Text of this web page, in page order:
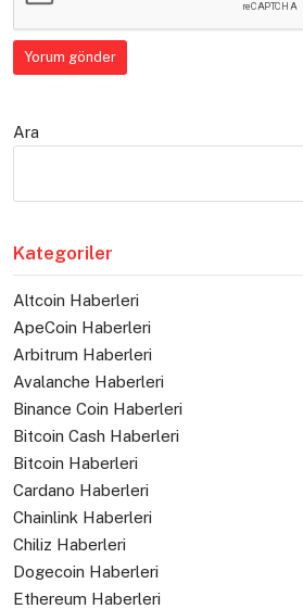
Ara
Kategoriler
Altcoin Haberleri
ApeCoin Haberleri
Arbitrum Haberleri
Avalanche Haberleri
Binance Coin Haberleri
Bitcoin Cash Haberleri
Bitcoin Haberleri
Cardano Haberleri
Chainlink Haberleri
Chiliz Haberleri
Dogecoin Haberleri
Ethereum Haberleri